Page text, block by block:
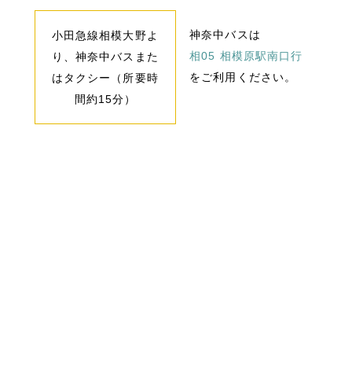
小田急線相模大野よ
り、神奈中バスまた
はタクシー（所要時
間約15分）
神奈中バスは
相05 相模原駅南口行
をご利用ください。